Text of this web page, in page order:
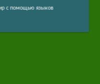
с помощью языков